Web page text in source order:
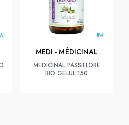
MEDI - MÉDICINAL
MEDICINAL PASSIFLORE
BIO GELUL 150